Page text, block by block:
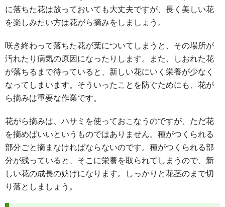
に落ちた花は放っておいても大丈夫ですが、長く美しい花
を楽しみたい方は花がら摘みをしましょう。
咲き終わって落ちた花が葉についてしまうと、その場所が
汚れたり病気の原因になったりします。また、しおれた花
が落ちるまで待っていると、新しい花にいく栄養が少なく
なってしまいます。そういったことを防ぐためにも、花が
ら摘みは重要な作業です。
花がら摘みは、ハサミを使っておこなうのですが、ただ花
を摘めばいいというものではありません。種がつくられる
部分ごと摘まなければならないのです。種がつくられる部
分が残っていると、そこに栄養を取られてしまうので、新
しい花の成長の妨げになります。しっかりと花茎のまで切
り落としましょう。